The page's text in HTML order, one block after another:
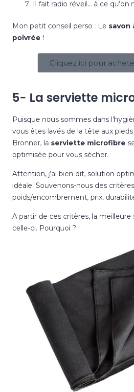
Il fait radio réveil… à ce qu’on
Mon petit conseil perso : Le savon
poivrée !
Cliquez ici pour
5- La serviette
Puisque nous sommes dans
vous êtes lavés de la tête aux pieds
Bronner, la serviette microfibre
optimisée pour vous sécher.
Attention, j’ai bien dit, solution
idéale. Souvenons-nous des
poids/encombrement, prix,
A partir de ces critères, la
celle-ci. Pourquoi ?